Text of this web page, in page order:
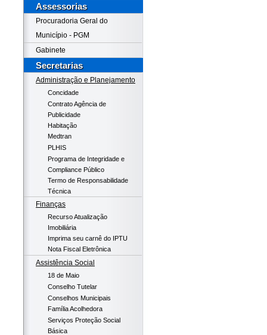
Assessorias
Procuradoria Geral do
Município - PGM
Gabinete
Secretarias
Administração e Planejamento
Concidade
Contrato Agência de
Publicidade
Habitação
Medtran
PLHIS
Programa de Integridade e
Compliance Público
Termo de Responsabilidade
Técnica
Finanças
Recurso Atualização
Imobiliária
Imprima seu carnê do IPTU
Nota Fiscal Eletrônica
Assistência Social
18 de Maio
Conselho Tutelar
Conselhos Municipais
Família Acolhedora
Serviços Proteção Social
Básica